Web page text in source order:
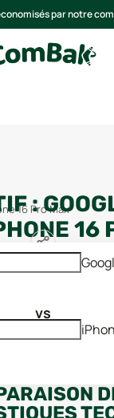
par notre
16 Pro Max
:
16
vs